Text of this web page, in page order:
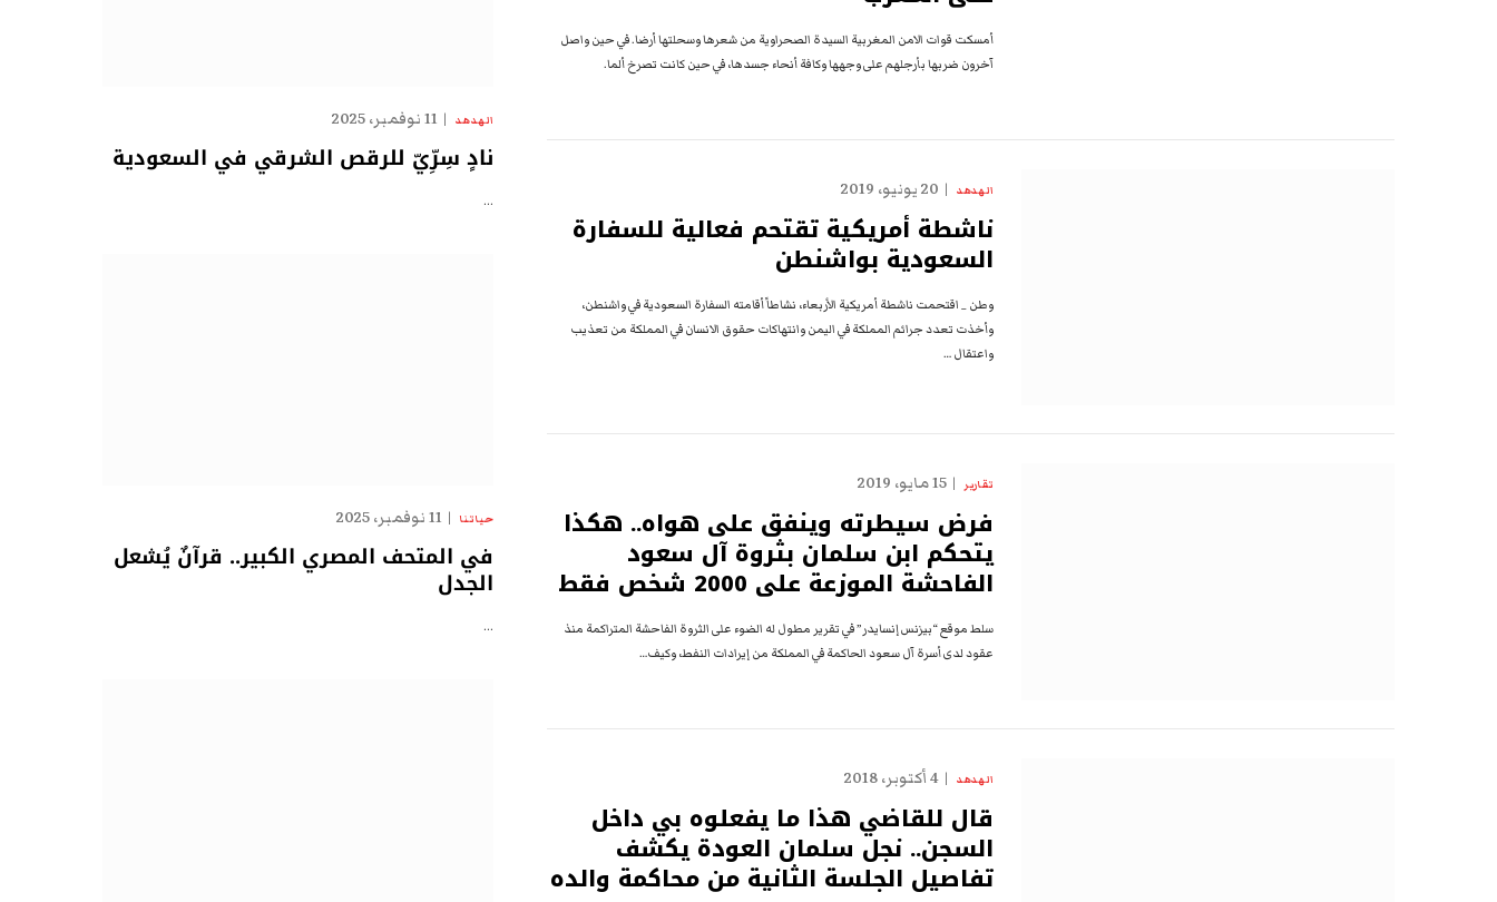
أمسكت قوات الامن المغربية السيدة الصحراوية من شعرها وسحلتها أرضا. في حين واصل
آخرون ضربها بأرجلهم على وجهها وكافة أنحاء جسدها، في حين كانت تصرخ ألما.
الهدهد 20 يونيو، 2019
ناشطة أمريكية تقتحم فعالية للسفارة
السعودية بواشنطن
وطن _ اقتحمت ناشطة أمريكية الأربعاء، نشاطاً أقامته السفارة السعودية في واشنطن،
وأخذت تعدد جرائم المملكة في اليمن وانتهاكات حقوق الانسان في المملكة من تعذيب
واعتقال …
تقارير 15 مايو، 2019
فرض سيطرته وينفق على هواه.. هكذا
يتحكم ابن سلمان بثروة آل سعود
الفاحشة الموزعة على 2000 شخص فقط
سلط موقع “بيزنس إنسايدر” في تقرير مطول له الضوء على الثروة الفاحشة المتراكمة منذ
عقود لدى أسرة آل سعود الحاكمة في المملكة من إيرادات النفط، وكيف…
الهدهد 4 أكتوبر، 2018
قال للقاضي هذا ما يفعلوه بي داخل
السجن.. نجل سلمان العودة يكشف
تفاصيل الجلسة الثانية من محاكمة والده
الهدهد 11 نوفمبر، 2025
نادٍ سِرِّيّ للرقص الشرقي في السعودية
…
حياتنا 11 نوفمبر، 2025
في المتحف المصري الكبير.. قرآنٌ يُشعل
الجدل
…